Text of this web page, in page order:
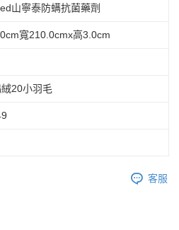
山寧泰防螨抗菌藥劑
寬210.0cmx高3.0cm
20小羽毛
客服